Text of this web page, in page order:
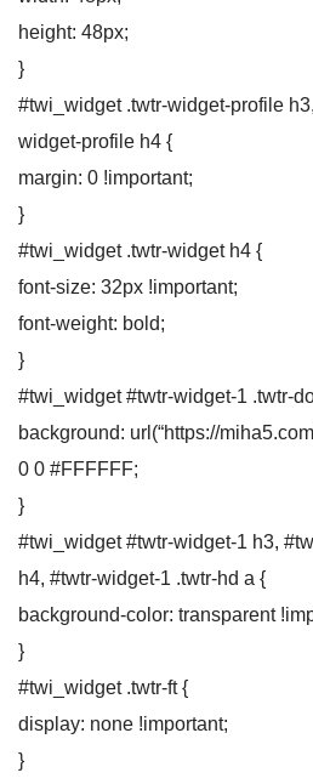
height: 48px;
}
#twi_widget .twtr-widget-profile
widget-profile h4 {
margin: 0 !important;
}
#twi_widget .twtr-widget h4 {
font-size: 32px !important;
font-weight: bold;
}
#twi_widget #twtr-widget-1 .twtr-
background: url(“https://
0 0 #FFFFFF;
}
#twi_widget #twtr-widget-1 h3,
h4, #twtr-widget-1 .twtr-hd a {
background-color: transparent
}
#twi_widget .twtr-ft {
display: none !important;
}